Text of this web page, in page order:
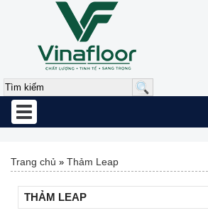
Toggle
navigation
Trang chủ » Thảm Leap
THẢM LEAP